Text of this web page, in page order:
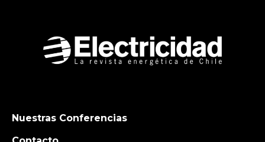
Nuestras Conferencias